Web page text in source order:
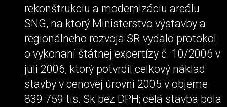
rekonštrukciu a modernizáciu areálu
SNG, na ktorý Ministerstvo výstavby a
regionálneho rozvoja SR vydalo protokol
o vykonaní štátnej expertízy č. 10/2006 v
júli 2006, ktorý potvrdil celkový náklad
stavby v cenovej úrovni 2005 v objeme
839 759 tis. Sk bez DPH; celá stavba bola